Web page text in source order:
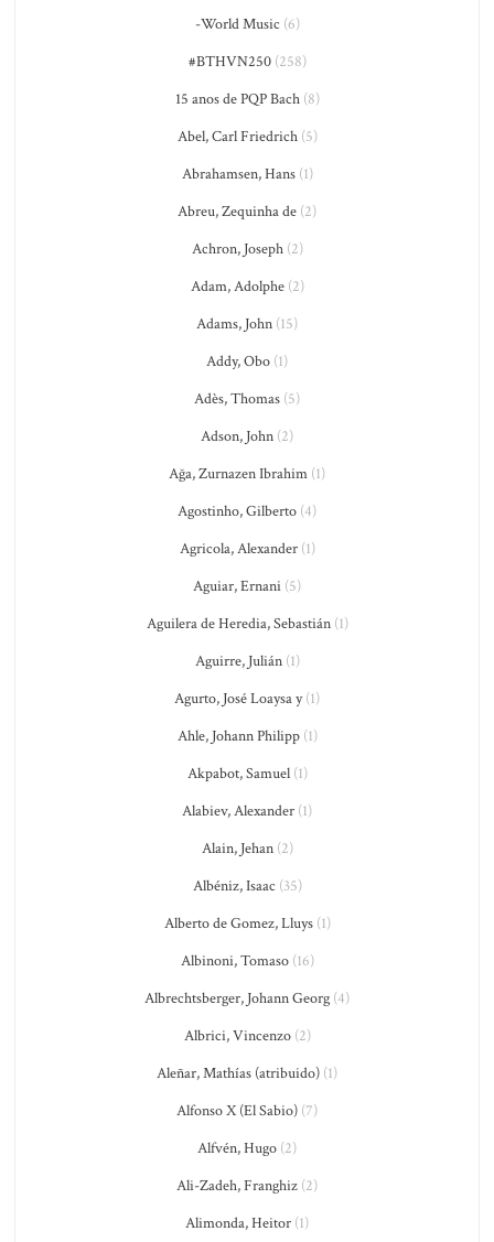
-World Music (6)
#BTHVN250(258)
15 anos de PQP Bach(8)
Abel, Carl Friedrich(5)
Abrahamsen, Hans(1)
Abreu, Zequinha de (2)
Achron, Joseph(2)
Adam, Adolphe(2)
Adams, John (15)
Addy, Obo (1)
Adès, Thomas (5)
Adson, John (2)
Ağa, Zurnazen Ibrahim (1)
Agostinho, Gilberto (4)
Agricola, Alexander(1)
Aguiar, Ernani (5)
Aguilera de Heredia, Sebastián(1)
Aguirre, Julián(1)
Agurto, José Loaysa y(1)
Ahle, Johann Philipp(1)
Akpabot, Samuel(1)
Alabiev, Alexander (1)
Alain, Jehan(2)
Albéniz, Isaac (35)
Alberto de Gomez, Lluys(1)
Albinoni, Tomaso(16)
Albrechtsberger, Johann Georg (4)
Albrici, Vincenzo(2)
Aleñar, Mathías (atribuido) (1)
Alfonso X (El Sabio) (7)
Alfvén, Hugo (2)
Ali-Zadeh, Franghiz (2)
Alimonda, Heitor (1)